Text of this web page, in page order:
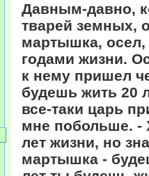
Давным-давно,
тварей земных,
мартышка, осел,
годами жизни.
к нему пришел
будешь жить 20
все-таки царь
мне побольше. -
лет жизни, но
мартышка -